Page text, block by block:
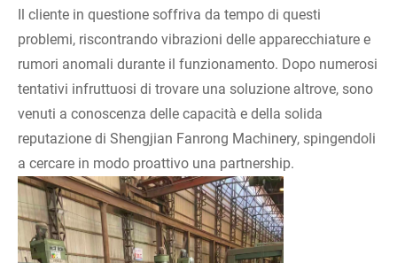
Il cliente in questione soffriva da tempo di questi
problemi, riscontrando vibrazioni delle apparecchiature e
rumori anomali durante il funzionamento. Dopo numerosi
tentativi infruttuosi di trovare una soluzione altrove, sono
venuti a conoscenza delle capacità e della solida
reputazione di Shengjian Fanrong Machinery, spingendoli
a cercare in modo proattivo una partnership.